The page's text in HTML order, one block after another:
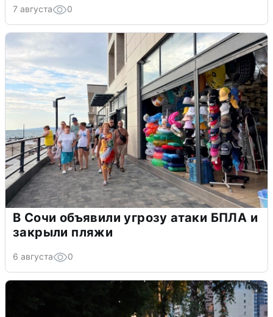
7 августа 0
В Сочи объявили угрозу атаки БПЛА и
закрыли пляжи
6 августа 0